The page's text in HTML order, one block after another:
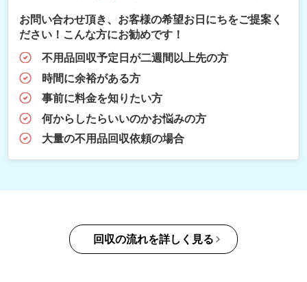
お問い合わせ頂き、お客様の希望お日にちをご提案く
ださい！こんな方にお勧めです！
不用品回収予定日が二週間以上先の方
時間に余裕がある方
事前に料金を知りたい方
何からしたらいいのかお悩みの方
大量の不用品回収依頼の場合
回収の流れを詳しく見る